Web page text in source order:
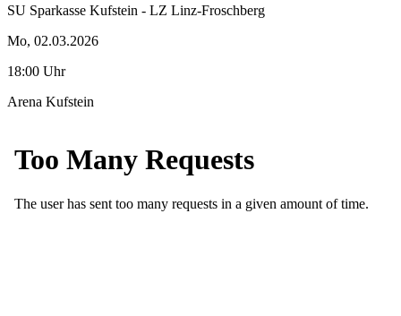
SU Sparkasse Kufstein - LZ Linz-Froschberg
Mo, 02.03.2026
18:00 Uhr
Arena Kufstein